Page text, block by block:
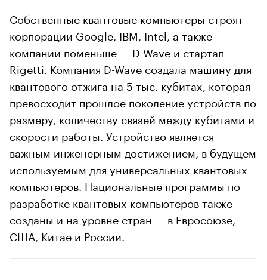
Собственные квантовые компьютеры строят
корпорации Google, IBM, Intel, а также
компании поменьше — D-Wave и стартап
Rigetti. Компания D-Wave создала машину для
квантового отжига на 5 тыс. кубитах, которая
превосходит прошлое поколение устройств по
размеру, количеству связей между кубитами и
скорости работы. Устройство является
важным инженерным достижением, в будущем
используемым для универсальных квантовых
компьютеров. Национальные программы по
разработке квантовых компьютеров также
созданы и на уровне стран — в Евросоюзе,
США, Китае и России.